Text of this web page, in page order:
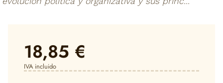
18,85 €
IVA incluido